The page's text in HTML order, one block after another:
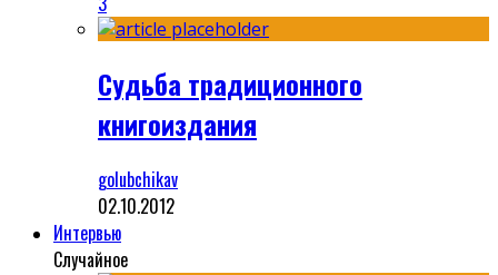
Судьба традиционного
книгоиздания
golubchikav
02.10.2012
Интервью
Случайное